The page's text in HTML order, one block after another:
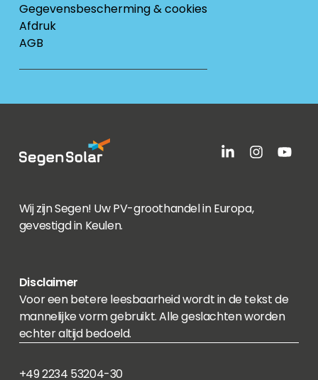
Gegevensbescherming & cookies
Afdruk
AGB
Wij zijn Segen! Uw PV-groothandel in Europa,
gevestigd in Keulen.
Disclaimer
Voor een betere leesbaarheid wordt in de tekst de
mannelijke vorm gebruikt. Alle geslachten worden
echter altijd bedoeld.
+49 2234 53204-30